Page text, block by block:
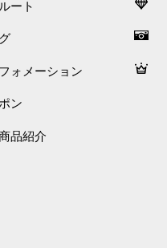
ート
ォメーション
ン
品紹介